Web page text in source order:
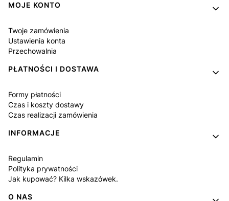
MOJE KONTO
Twoje zamówienia
Ustawienia konta
Przechowalnia
PŁATNOŚCI I DOSTAWA
Formy płatności
Czas i koszty dostawy
Czas realizacji zamówienia
INFORMACJE
Regulamin
Polityka prywatności
Jak kupować? Kilka wskazówek.
O NAS